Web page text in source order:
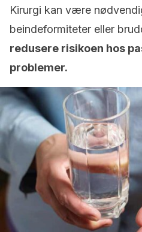
Kirurgi kan være
beindeformiteter eller
redusere risikoen hos
problemer.